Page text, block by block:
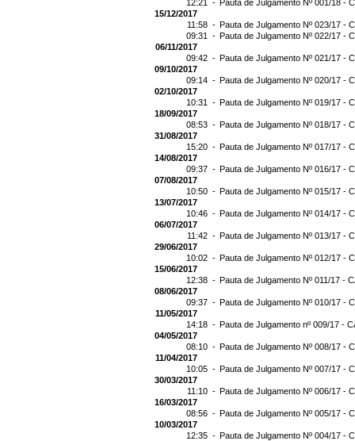
12:21 - Pauta de Julgamento Nº 001/18 -
15/12/2017
11:58 - Pauta de Julgamento Nº 023/17 -
09:31 - Pauta de Julgamento Nº 022/17 -
06/11/2017
09:42 - Pauta de Julgamento Nº 021/17 -
09/10/2017
09:14 - Pauta de Julgamento Nº 020/17 -
02/10/2017
10:31 - Pauta de Julgamento Nº 019/17 -
18/09/2017
08:53 - Pauta de Julgamento Nº 018/17 -
31/08/2017
15:20 - Pauta de Julgamento Nº 017/17 -
14/08/2017
09:37 - Pauta de Julgamento Nº 016/17 -
07/08/2017
10:50 - Pauta de Julgamento Nº 015/17 -
13/07/2017
10:46 - Pauta de Julgamento Nº 014/17 -
06/07/2017
11:42 - Pauta de Julgamento Nº 013/17 -
29/06/2017
10:02 - Pauta de Julgamento Nº 012/17 -
15/06/2017
12:38 - Pauta de Julgamento Nº 011/17 -
08/06/2017
09:37 - Pauta de Julgamento Nº 010/17 -
11/05/2017
14:18 - Pauta de Julgamento nº 009/17 -
04/05/2017
08:10 - Pauta de Julgamento Nº 008/17 -
11/04/2017
10:05 - Pauta de Julgamento Nº 007/17 -
30/03/2017
11:10 - Pauta de Julgamento Nº 006/17 -
16/03/2017
08:56 - Pauta de Julgamento Nº 005/17 -
10/03/2017
12:35 - Pauta de Julgamento Nº 004/17 -